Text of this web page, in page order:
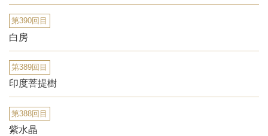
第390回目
白房
第389回目
印度菩提樹
第388回目
紫水晶